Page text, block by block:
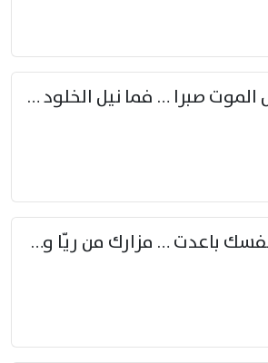
فصبرا في مجال الموت صبرا … فما نيل الخلود بمستطاع
حننت إلى ريّا ونفسك باعدت … مزارك من ريّا وشعباكما معا